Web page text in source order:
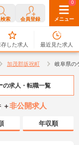
索 会員登録 メニュー
0
した求人
0
最近見た求人
加茂郡坂祝町 岐阜県の
の求人・転職一覧
＋非公開求人
年収順